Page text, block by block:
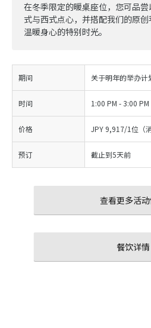
在冬季限定的暖桌座位，您可品
式与西式点心，并搭配我们的原
温暖身心的特别时光。
期间 关于明年的举办计
时间 1:00 PM - 3:00 PM
价格 JPY 9,917/1位（
预订 截止到5天前
查看更多活
餐饮详情